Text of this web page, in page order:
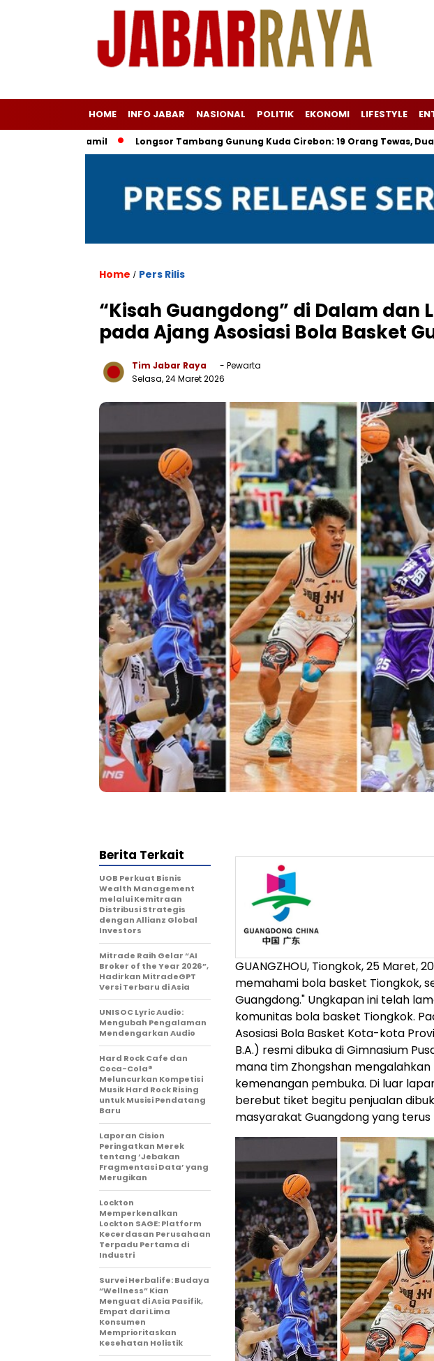
HOME INFO JABAR NASIONAL POLITIK EKONOMI LIFESTYLE
Longsor Tambang Gunung Kuda Cirebon: 19 Orang Tewas, Dua
Home / Pers Rilis
“Kisah Guangdong” di Dalam dan
pada Ajang Asosiasi Bola Basket
Tim Jabar Raya
- Pewarta
Selasa, 24 Maret 2026
GUANGZHOU, Tiongkok,25 Maret,
memahami bola basket Tiongkok,
Guangdong." Ungkapan ini telah
komunitas bola basket Tiongkok.
Asosiasi Bola Basket Kota-kota
B.A.) resmi dibuka di Gimnasium
mana tim Zhongshan
kemenangan pembuka. Di luar
berebut tiket begitu penjualan
masyarakat Guangdong yang
Berita Terkait
UOB Perkuat Bisnis
Wealth Management
melalui Kemitraan
Distribusi Strategis
dengan Allianz Global
Investors
Mitrade Raih Gelar “AI
Broker of the Year 2026”,
Hadirkan MitradeGPT
Versi Terbaru di Asia
UNISOC Lyric Audio:
Mengubah Pengalaman
Mendengarkan Audio
Hard Rock Cafe dan
Coca-Cola®
Meluncurkan Kompetisi
Musik Hard Rock Rising
untuk Musisi Pendatang
Baru
Laporan Cision
Peringatkan Merek
tentang ‘Jebakan
Fragmentasi Data’ yang
Merugikan
Lockton
Memperkenalkan
Lockton SAGE: Platform
Kecerdasan Perusahaan
Terpadu Pertama di
Industri
Survei Herbalife: Budaya
“Wellness” Kian
Menguat di Asia Pasifik,
Empat dari Lima
Konsumen
Memprioritaskan
Kesehatan Holistik